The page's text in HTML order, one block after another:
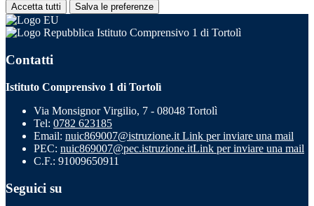
Accetta tutti Salva le preferenze
Istituto Comprensivo 1 di Tortolì
Contatti
Istituto Comprensivo 1 di Tortolì
Via Monsignor Virgilio, 7 - 08048 Tortolì
Tel: 0782 623185
Email: nuic869007@istruzione.it Link per inviare una mail
PEC: nuic869007@pec.istruzione.itLink per inviare una mail
C.F.: 91009650911
Seguici su